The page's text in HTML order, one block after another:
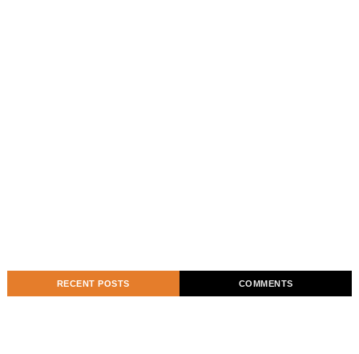
RECENT POSTS COMMENTS